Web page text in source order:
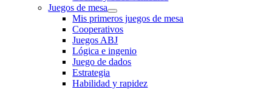
Juegos de mesa
Mis primeros juegos de mesa
Cooperativos
Juegos ABJ
Lógica e ingenio
Juego de dados
Estrategia
Habilidad y rapidez